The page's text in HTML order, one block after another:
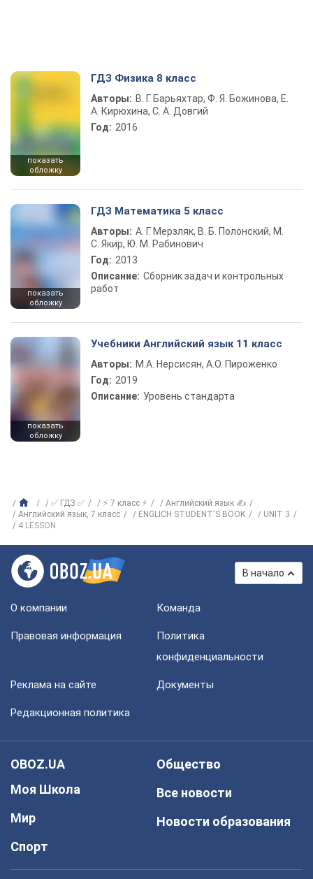
показать
обложку
ГДЗ Физика 8 класс
Авторы: В. Г. Барьяхтар, Ф. Я. Божинова, Е.
А. Кирюхина, С. А. Довгий
Год: 2016
показать
обложку
ГДЗ Математика 5 класс
Авторы: А. Г. Мерзляк, В. Б. Полонский, М.
С. Якир, Ю. М. Рабинович
Год: 2013
Описание: Сборник задач и контрольных
работ
показать
обложку
Учебники Английский язык 11 класс
Авторы: М.А. Нерсисян, А.О. Пироженко
Год: 2019
Описание: Уровень стандарта
✅ ГДЗ ✅ ⚡ 7 класс ⚡
Английский язык ✍
Английский язык, 7 класс
ENGLICH STUDENT'S BOOK
UNIT 3
4 LESSON
В начало
О компании Команда
Правовая информация
Политика
конфиденциальности
Реклама на сайте Документы
Редакционная политика
OBOZ.UA
Моя Школа
Мир
Спорт
Общество
Все новости
Новости образования